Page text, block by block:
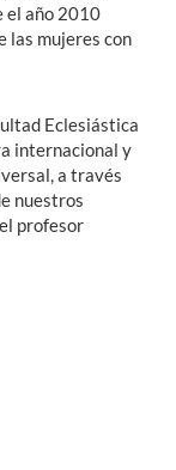
el año 2010
las mujeres con
Eclesiástica
internacional y
a través
nuestros
profesor